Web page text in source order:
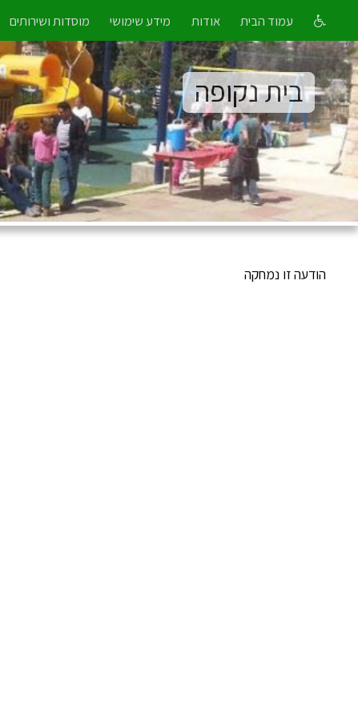
עמוד הבית אודות מידע שימושי מוסדות ושירותים
בית נקופה
הודעה זו נמחקה